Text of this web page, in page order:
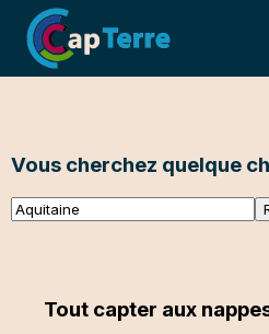
Vous cherchez quelque
Tout capter aux